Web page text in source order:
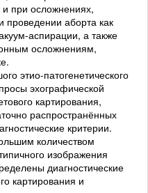
при осложнениях,
проведении аборта как
аспирации, а также
осложнениям,
этио-патогенетического
эхографической
картирования,
распространённых
критерии.
количеством
изображения
диагностические
картирования и